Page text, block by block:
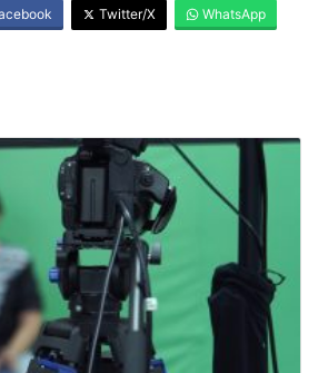
Twitter/X WhatsApp